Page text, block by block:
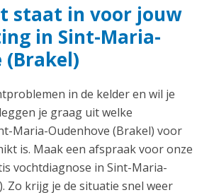
staat in voor jouw
in Sint-Maria-
(Brakel)
in de kelder en wil je
je graag uit welke
Maria-Oudenhove (Brakel) voor
is. Maak een afspraak voor onze
vochtdiagnose in Sint-Maria-
Zo krijg je de situatie snel weer